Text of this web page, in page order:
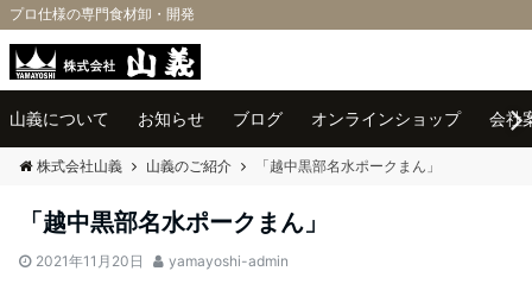
プロ仕様の専門食材卸・開発
山義について お知らせ ブログ オンラインショップ 会社
株式会社山義 山義のご紹介 「越中黒部名水ポークまん」
「越中黒部名水ポークまん」
2021年11月20日 yamayoshi-admin